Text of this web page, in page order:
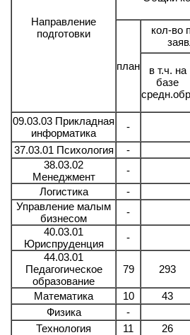
Направление
подготовки
план
кол-во
в т.ч. на
базе
09.03.03 Прикладная
информатика
-
37.03.01 Психология
-
38.03.02
Менеджмент
-
Логистика
-
Управление малым
бизнесом
-
40.03.01
Юриспруденция
-
44.03.01
Педагогическое
образование
79 293
Математика 10 43
Физика
-
Технология
11 26